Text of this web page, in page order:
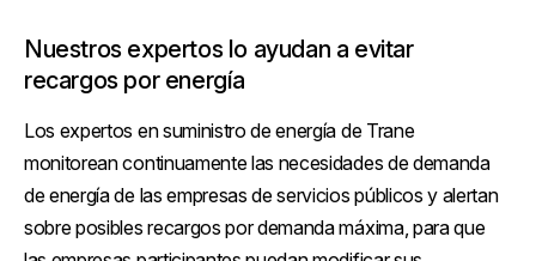
Nuestros expertos lo ayudan a evitar
recargos por energía
Los expertos en suministro de energía de Trane
monitorean continuamente las necesidades de demanda
de energía de las empresas de servicios públicos y alertan
sobre posibles recargos por demanda máxima, para que